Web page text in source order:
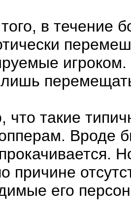
в течение
лишь
что такие
Вроде
причине
его